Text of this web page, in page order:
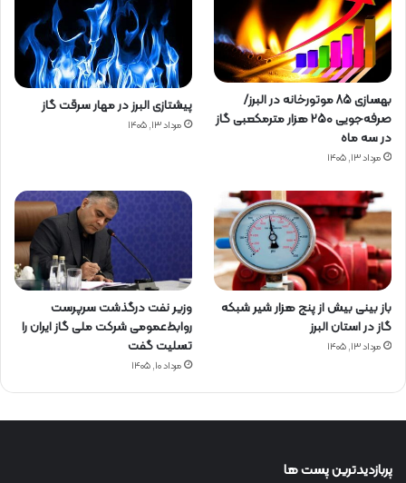
بهسازی ۸۵ موتورخانه در البرز/
صرفه‌جویی ۲۵۰ هزار مترمکعبی گاز
در سه ماه
مرداد ۱۳, ۱۴۰۵
پیشتازی البرز در مهار سرقت گاز
مرداد ۱۳, ۱۴۰۵
باز بینی بیش از پنج هزار شیر شبکه
گاز در استان البرز
مرداد ۱۳, ۱۴۰۵
وزیر نفت درگذشت سرپرست
روابط‌عمومی شرکت ملی گاز ایران را
تسلیت گفت
مرداد ۱۰, ۱۴۰۵
پربازدیدترین پست ها